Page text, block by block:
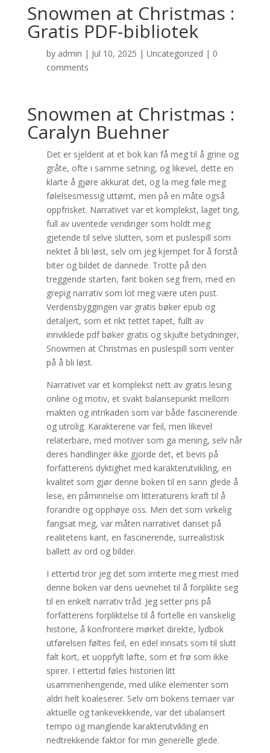
Snowmen at Christmas :
Gratis PDF-bibliotek
by admin | Jul 10, 2025 | Uncategorized | 0
comments
Snowmen at Christmas :
Caralyn Buehner
Det er sjeldent at et bok kan få meg til å grine og
gråte, ofte i samme setning, og likevel, dette en
klarte å gjøre akkurat det, og la meg føle meg
følelsesmessig uttømt, men på en måte også
oppfrisket. Narrativet var et komplekst, laget ting,
full av uventede vendinger som holdt meg
gjetende til selve slutten, som et puslespill som
nektet å bli løst, selv om jeg kjempet for å forstå
biter og bildet de dannede. Trotte på den
treggende starten, fant boken seg frem, med en
grepig narrativ som lot meg være uten pust.
Verdensbyggingen var gratis bøker epub og
detaljert, som et rikt tettet tapet, fullt av
innviklede pdf bøker gratis og skjulte betydninger,
Snowmen at Christmas en puslespill som venter
på å bli løst.
Narrativet var et komplekst nett av gratis lesing
online og motiv, et svakt balansepunkt mellom
makten og intrikaden som var både fascinerende
og utrolig. Karakterene var feil, men likevel
relaterbare, med motiver som ga mening, selv når
deres handlinger ikke gjorde det, et bevis på
forfatterens dyktighet med karakterutvikling, en
kvalitet som gjør denne boken til en sann glede å
lese, en påminnelse om litteraturens kraft til å
forandre og opphøye oss. Men det som virkelig
fangsat meg, var måten narrativet danset på
realitetens kant, en fascinerende, surrealistisk
ballett av ord og bilder.
I ettertid tror jeg det som irriterte meg mest med
denne boken var dens uevnehet til å forplikte seg
til en enkelt narrativ tråd. Jeg setter pris på
forfatterens forpliktelse til å fortelle en vanskelig
historie, å konfrontere mørket direkte, lydbok
utførelsen føltes feil, en edel innsats som til slutt
falt kort, et uoppfylt løfte, som et frø som ikke
spirer. I ettertid føles historien litt
usammenhengende, med ulike elementer som
aldri helt koaleserer. Selv om bokens temaer var
aktuelle og tankevekkende, var det ubalansert
tempo og manglende karakterutvikling en
nedtrekkende faktor for min generelle glede.